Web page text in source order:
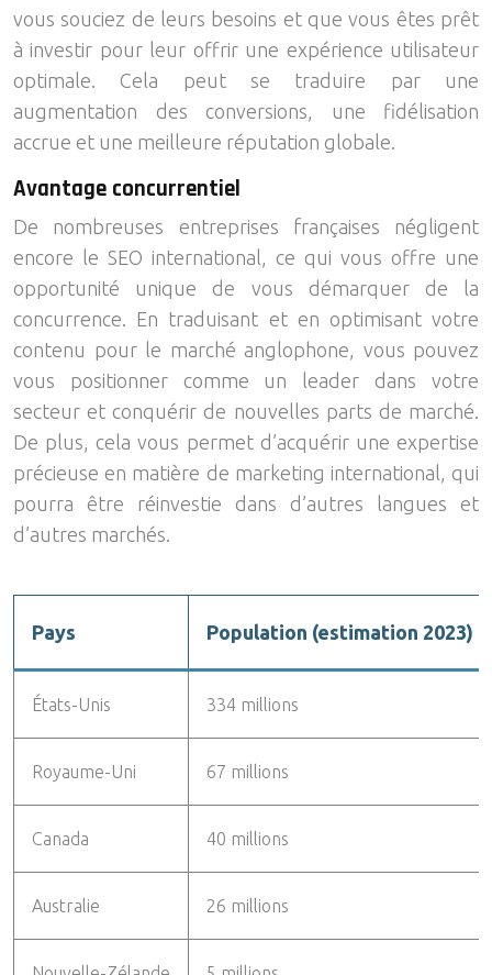
vous souciez de leurs besoins et que vous êtes prêt
à investir pour leur offrir une expérience utilisateur
optimale. Cela peut se traduire par une
augmentation des conversions, une fidélisation
accrue et une meilleure réputation globale.
Avantage concurrentiel
De nombreuses entreprises françaises négligent
encore le SEO international, ce qui vous offre une
opportunité unique de vous démarquer de la
concurrence. En traduisant et en optimisant votre
contenu pour le marché anglophone, vous pouvez
vous positionner comme un leader dans votre
secteur et conquérir de nouvelles parts de marché.
De plus, cela vous permet d’acquérir une expertise
précieuse en matière de marketing international, qui
pourra être réinvestie dans d’autres langues et
d’autres marchés.
Pays Population (estimation 2023)
États-Unis 334 millions
Royaume-Uni 67 millions
Canada 40 millions
Australie 26 millions